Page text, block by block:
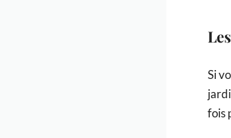
Si
fois